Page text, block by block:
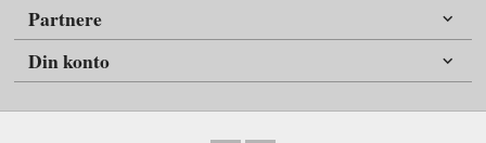
Partnere
Din konto